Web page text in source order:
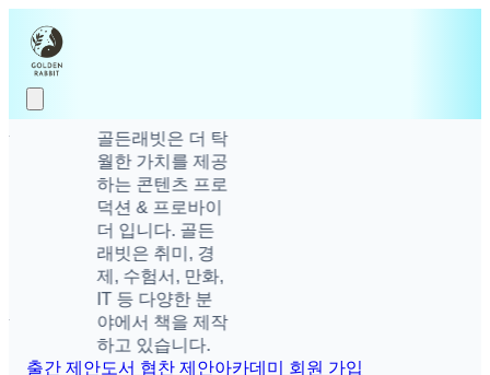
골든래빗은 더 탁
월한 가치를 제공
하는 콘텐츠 프로
덕션 & 프로바이
더 입니다. 골든
래빗은 취미, 경
제, 수험서, 만화,
IT 등 다양한 분
야에서 책을 제작
하고 있습니다.
출간 제안도서 협찬 제안아카데미 회원 가입